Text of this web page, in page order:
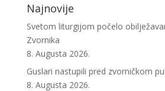
Najnovije
Svetom liturgijom počelo
Zvornika
8. Augusta 2026.
Guslari nastupili pred zvorničkom
8. Augusta 2026.